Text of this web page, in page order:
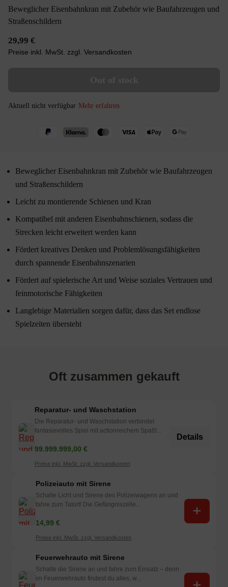
Beweglicher Eisenbahnkran mit Zubehör wie Baufahrzeugen und
Straßenschildern
29,99 €
Preise inkl. MwSt. zzgl. Versandkosten
Aktuell nicht verfügbar Mehr erfahren
Beweglicher Eisenbahnkran mit Zubehör wie Baufahrzeugen
und Straßenschildern
Leicht zu montierende Schienen und Kran
Kompatibel mit anderen Eisenbahnschienen, sodass die
Strecken leicht erweitert werden kann
Fördert kreatives Denken und Problemlösungsfähigkeiten
durch spannende Eisenbahnszenarien
Fördert auf spielerische Art und Weise soziales Vertrauen und
feinmotorische Fähigkeiten
Langlebige Materialien sorgen dafür, dass das Set endlose
Spielzeiten übersteht
Oft zusammen gekauft
Reparatur- und Waschstation
Die Reparatur- und Waschstation verbindet
fantasievolles Spiel mit actionreichem Spaß!...
99.999.999,00 €
Preise inkl. MwSt. zzgl. Versandkosten
Details
Polizeiauto mit Sirene
Schalte Licht und Sirene des Polizeiwagens an und
fahre zum Tatort! Die Gefängniszelle...
14,99 €
Preise inkl. MwSt. zzgl. Versandkosten
Feuerwehrauto mit Sirene
Schalte die Sirene an und fahre zum Einsatz – denn
im Feuerwehrauto findest du alles, w...